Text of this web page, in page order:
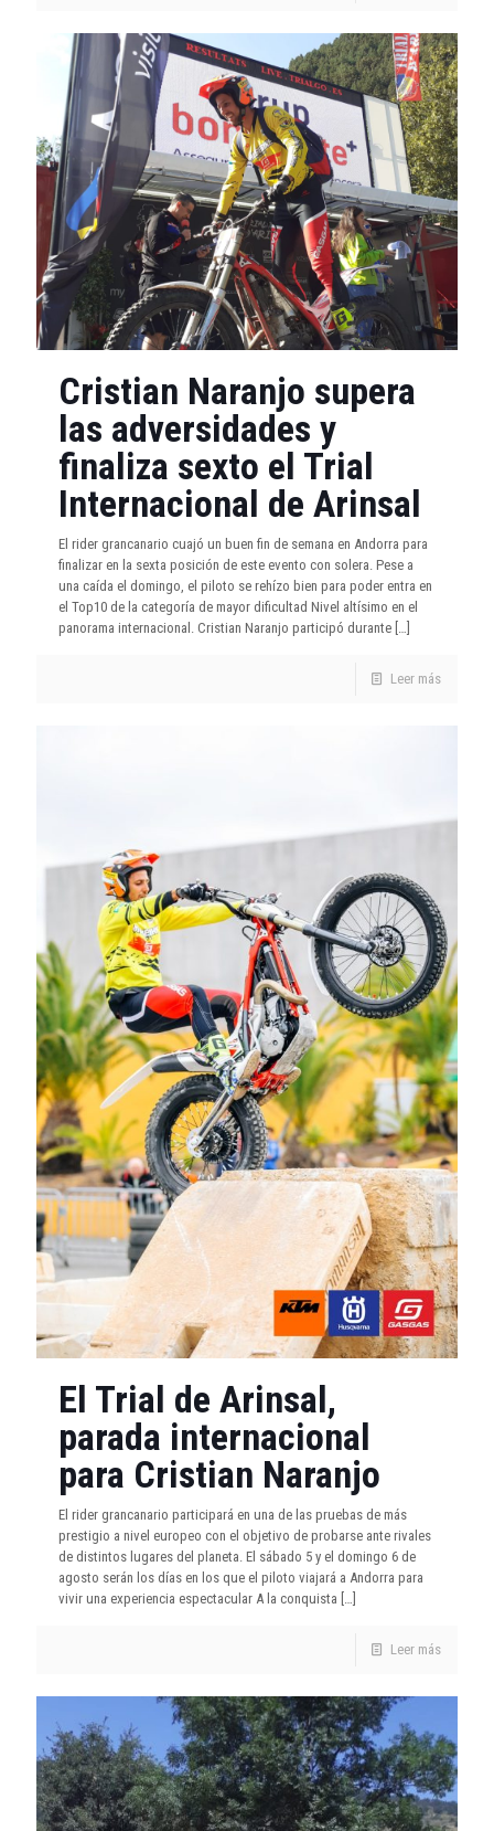
Cristian Naranjo supera
las adversidades y
finaliza sexto el Trial
Internacional de Arinsal
El rider grancanario cuajó un buen fin de semana en Andorra para
finalizar en la sexta posición de este evento con solera. Pese a
una caída el domingo, el piloto se rehízo bien para poder entra en
el Top10 de la categoría de mayor dificultad Nivel altísimo en el
panorama internacional. Cristian Naranjo participó durante […]
Leer más
El Trial de Arinsal,
parada internacional
para Cristian Naranjo
El rider grancanario participará en una de las pruebas de más
prestigio a nivel europeo con el objetivo de probarse ante rivales
de distintos lugares del planeta. El sábado 5 y el domingo 6 de
agosto serán los días en los que el piloto viajará a Andorra para
vivir una experiencia espectacular A la conquista
Leer más